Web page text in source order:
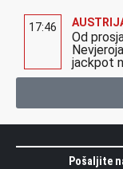
17:46
Od
jackpot
Pošaljite